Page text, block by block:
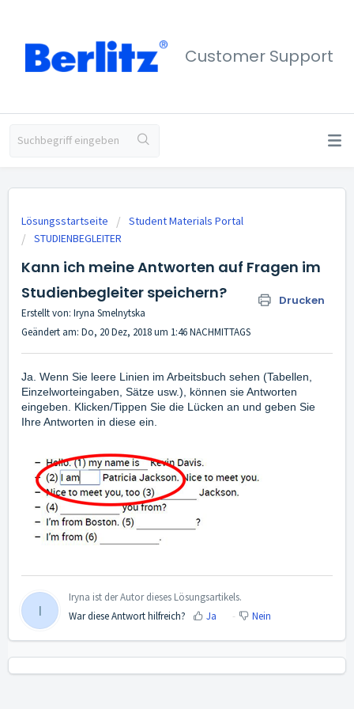
Customer Support
Lösungsstartseite
Student Materials Portal
STUDIENBEGLEITER
Kann ich meine Antworten auf Fragen im
Studienbegleiter speichern?
Drucken
Erstellt von: Iryna Smelnytska
Geändert am: Do, 20 Dez, 2018 um 1:46 NACHMITTAGS
Ja. Wenn Sie leere Linien im Arbeitsbuch sehen (Tabellen,
Einzelworteingaben, Sätze usw.), können sie Antworten
eingeben. Klicken/Tippen Sie die Lücken an und geben Sie
Ihre Antworten in diese ein.
I
Iryna ist der Autor dieses Lösungsartikels.
War diese Antwort hilfreich?
Ja Nein